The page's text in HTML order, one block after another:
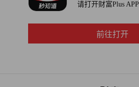
请打开财富Plus APP
前往打开